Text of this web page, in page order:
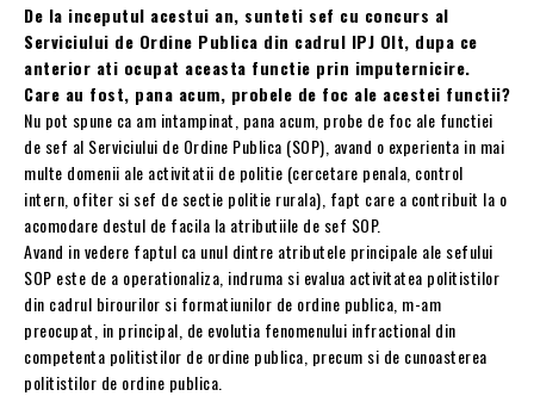
De la inceputul acestui an, sunteti sef cu concurs al
Serviciului de Ordine Publica din cadrul IPJ Olt, dupa ce
anterior ati ocupat aceasta functie prin imputernicire.
Care au fost, pana acum, probele de foc ale acestei functii?
Nu pot spune ca am intampinat, pana acum, probe de foc ale functiei
de sef al Serviciului de Ordine Publica (SOP), avand o experienta in mai
multe domenii ale activitatii de politie (cercetare penala, control
intern, ofiter si sef de sectie politie rurala), fapt care a contribuit la o
acomodare destul de facila la atributiile de sef SOP.
Avand in vedere faptul ca unul dintre atributele principale ale sefului
SOP este de a operationaliza, indruma si evalua activitatea politistilor
din cadrul birourilor si formatiunilor de ordine publica, m-am
preocupat, in principal, de evolutia fenomenului infractional din
competenta politistilor de ordine publica, precum si de cunoasterea
politistilor de ordine publica.